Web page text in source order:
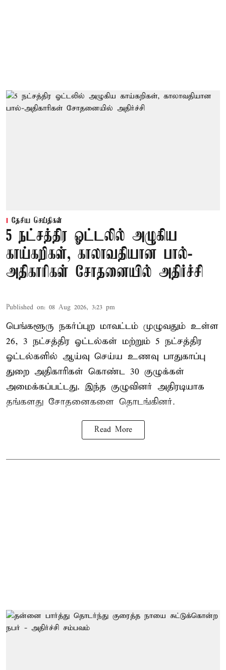
தேசிய செய்திகள்
5 நட்சத்திர ஓட்டலில் அழுகிய
காய்கறிகள், காலாவதியான பால்-
அதிகாரிகள் சோதனையில் அதிர்ச்சி
Published on: 08 Aug 2026, 3:23 pm
பெங்களூரு நகர்ப்புற மாவட்டம் முழுவதும் உள்ள
26, 3 நட்சத்திர ஓட்டல்கள் மற்றும் 5 நட்சத்திர
ஓட்டல்களில் ஆய்வு செய்ய உணவு பாதுகாப்பு
துறை அதிகாரிகள் கொண்ட 30 குழுக்கள்
அமைக்கப்பட்டது. இந்த குழுவினர் அதிரடியாக
தங்களது சோதனைகளை தொடங்கினர்.
Read More